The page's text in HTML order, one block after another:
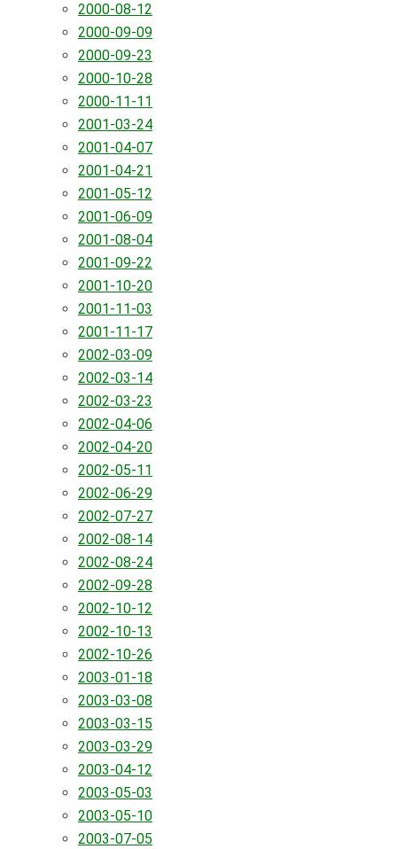
2000-08-12
2000-09-09
2000-09-23
2000-10-28
2000-11-11
2001-03-24
2001-04-07
2001-04-21
2001-05-12
2001-06-09
2001-08-04
2001-09-22
2001-10-20
2001-11-03
2001-11-17
2002-03-09
2002-03-14
2002-03-23
2002-04-06
2002-04-20
2002-05-11
2002-06-29
2002-07-27
2002-08-14
2002-08-24
2002-09-28
2002-10-12
2002-10-13
2002-10-26
2003-01-18
2003-03-08
2003-03-15
2003-03-29
2003-04-12
2003-05-03
2003-05-10
2003-07-05